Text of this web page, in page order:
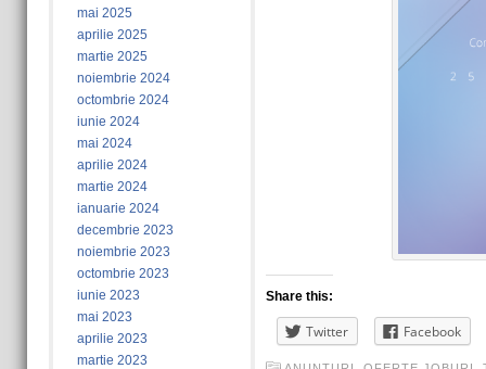
mai 2025
aprilie 2025
martie 2025
noiembrie 2024
octombrie 2024
iunie 2024
mai 2024
aprilie 2024
martie 2024
ianuarie 2024
decembrie 2023
noiembrie 2023
octombrie 2023
iunie 2023
mai 2023
aprilie 2023
martie 2023
Share this:
Twitter Facebook